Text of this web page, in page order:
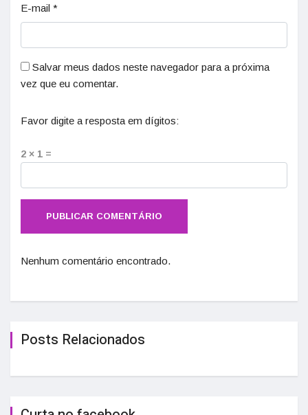
E-mail *
Salvar meus dados neste navegador para a próxima
vez que eu comentar.
Favor digite a resposta em dígitos:
2 × 1 =
Nenhum comentário encontrado.
Posts Relacionados